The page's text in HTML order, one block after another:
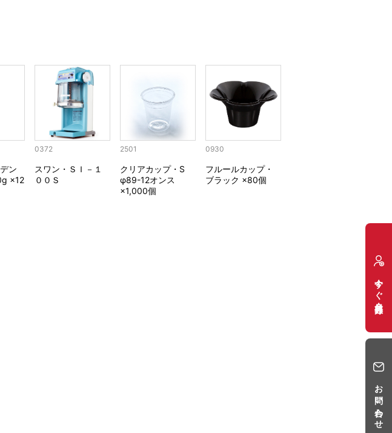
ン
×12
0372
スワン・ＳＩ－１
００Ｓ
2501
クリアカップ・S
φ89-12オンス
×1,000個
0930
フルールカップ・
ブラック ×80個
今すぐ会員登録
お問い合わせ